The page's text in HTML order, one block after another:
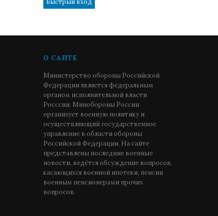
О САЙТЕ
Министерство обороны Российской
Федерации является федеральным
органом исполнительной власти
Росссии. Минобороны России
организует военную политику и
осуществляющий государственное
управление в области обороны
Российской Федерации. На сайте
представлены последние военные
новости, ведётся обсуждение вопросов,
касающихся военной ипотеки, пенсии
военным пенсионерами прочих
вопросов.